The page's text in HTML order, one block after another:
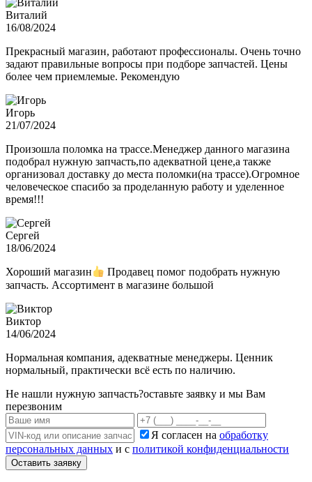
Виталий
16/08/2024
Прекрасный магазин, работают профессионалы. Очень точно
задают правильные вопросы при подборе запчастей. Цены
более чем приемлемые. Рекомендую
Игорь
21/07/2024
Произошла поломка на трассе.Менеджер данного магазина
подобрал нужную запчасть,по адекватной цене,а также
организовал доставку до места поломки(на трассе).Огромное
человеческое спасибо за проделанную работу и уделенное
время!!!
Сергей
18/06/2024
Хороший магазин
Продавец помог подобрать нужную
запчасть. Ассортимент в магазине большой
Виктор
14/06/2024
Нормальная компания, адекватные менеджеры. Ценник
нормальный, практически всё есть по наличию.
Не нашли нужную запчасть?оставьте заявку и мы Вам
перезвоним
Я согласен на обработку
персональных данных и с политикой конфиденциальности
Оставить заявку